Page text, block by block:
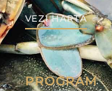
VEZI HARTA
PROGRAM